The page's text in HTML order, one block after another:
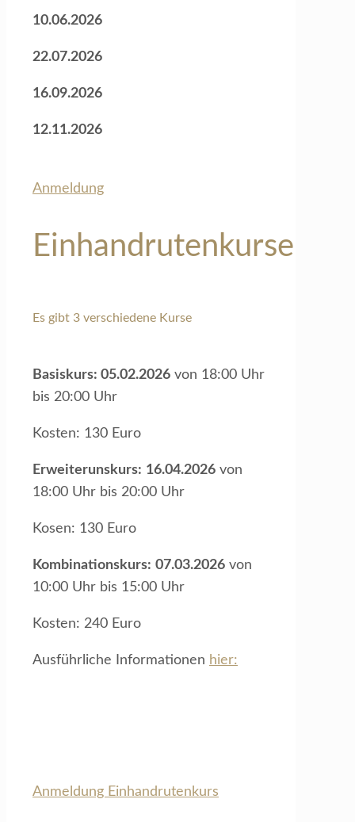
10.06.2026
22.07.2026
16.09.2026
12.11.2026
Anmeldung
Einhandrutenkurse
Es gibt 3 verschiedene Kurse
Basiskurs: 05.02.2026 von 18:00 Uhr
bis 20:00 Uhr
Kosten: 130 Euro
Erweiterunskurs: 16.04.2026 von
18:00 Uhr bis 20:00 Uhr
Kosen: 130 Euro
Kombinationskurs: 07.03.2026 von
10:00 Uhr bis 15:00 Uhr
Kosten: 240 Euro
Ausführliche Informationen hier:
Anmeldung Einhandrutenkurs